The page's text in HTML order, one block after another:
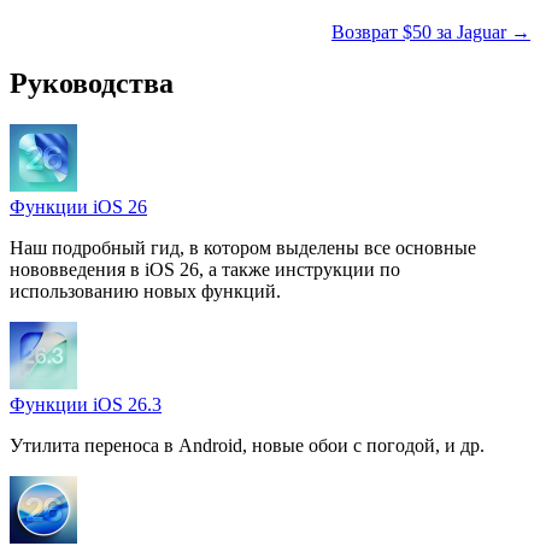
Возврат $50 за Jaguar →
Руководства
Функции iOS 26
Наш подробный гид, в котором выделены все основные
нововведения в iOS 26, а также инструкции по
использованию новых функций.
Функции iOS 26.3
Утилита переноса в Android, новые обои с погодой, и др.